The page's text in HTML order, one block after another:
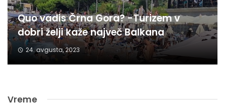
Quo vadis Črna Gora? -Turizem v
dobri želji kaže največ Balkana
24. avgusta, 2023
Vreme